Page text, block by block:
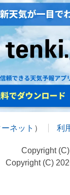
ネット ） 利
Copyright
Copyright (C)